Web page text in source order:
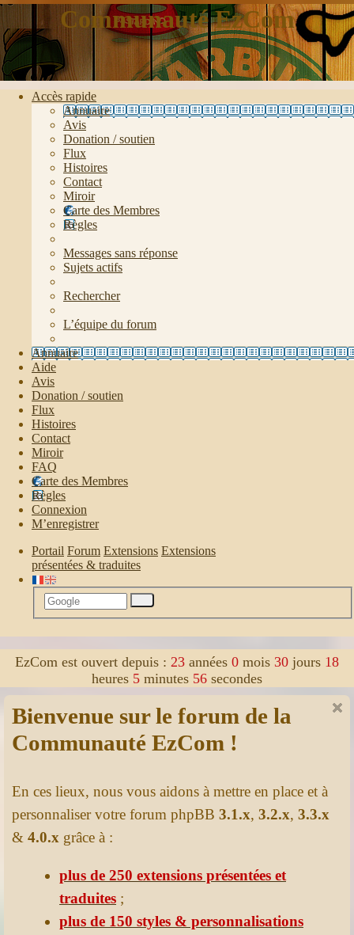
Communauté EzCom
Accès rapide
Annuaire
Avis
Donation / soutien
Flux
Histoires
Contact
Miroir
Carte des Membres
Règles
Messages sans réponse
Sujets actifs
Rechercher
L’équipe du forum
Annuaire
Aide
Avis
Donation / soutien
Flux
Histoires
Contact
Miroir
FAQ
Carte des Membres
Règles
Connexion
M’enregistrer
Portail Forum Extensions Extensions
présentées & traduites
EzCom est ouvert depuis : 23 années 0 mois 30 jours 18
heures 5 minutes 58 secondes
Bienvenue sur le forum de la
Communauté EzCom !
En ces lieux, nous vous aidons à mettre en place et à
personnaliser votre forum phpBB 3.1.x, 3.2.x, 3.3.x
& 4.0.x grâce à :
plus de 250 extensions présentées et
traduites ;
plus de 150 styles & personnalisations